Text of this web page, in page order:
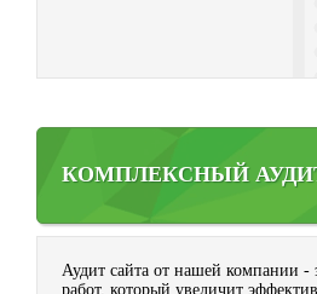
КОМПЛЕКСНЫЙ
Аудит сайта от нашей компании -
работ, который увеличит